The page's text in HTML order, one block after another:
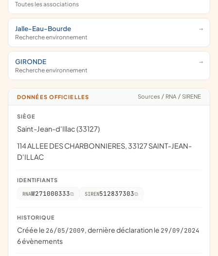
Toutes les associations
Jalle-Eau-Bourde
Recherche environnement
GIRONDE
Recherche environnement
DONNÉES OFFICIELLES Sources / RNA / SIRENE
SIÈGE
Saint-Jean-d'Illac (33127)
114 ALLEE DES CHARBONNIERES, 33127 SAINT-JEAN-
D'ILLAC
IDENTIFIANTS
RNAW271000333 SIREN512837303
HISTORIQUE
Créée le 26/05/2009, dernière déclaration le 29/09/2024
6 évènements